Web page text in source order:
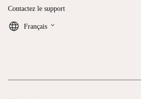
Contactez le support
Français keyboard_arrow_down